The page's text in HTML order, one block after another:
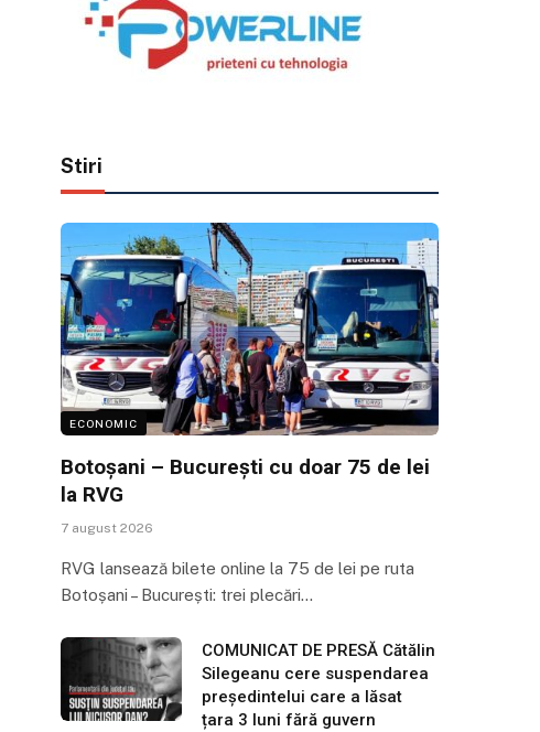
Stiri
ECONOMIC
Botoșani – București cu doar 75 de lei
la RVG
7 august 2026
RVG lansează bilete online la 75 de lei pe ruta
Botoșani – București: trei plecări…
COMUNICAT DE PRESĂ Cătălin
Silegeanu cere suspendarea
președintelui care a lăsat
țara 3 luni fără guvern